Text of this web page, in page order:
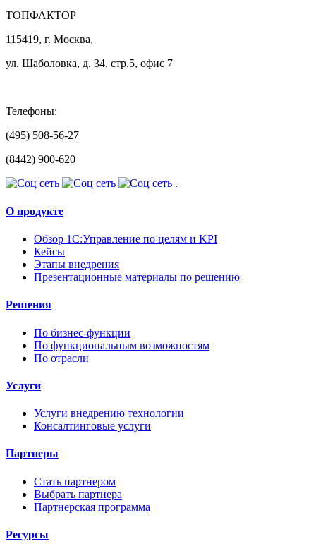
ТОПФАКТОР
115419, г. Москва,
ул. Шаболовка, д. 34, стр.5, офис 7
Телефоны:
(495) 508-56-27
(8442) 900-620
.
О продукте
Обзор 1С:Управление по целям и KPI
Кейсы
Этапы внедрения
Презентационные материалы по решению
Решения
По бизнес-функции
По функциональным возможностям
По отрасли
Услуги
Услуги внедрению технологии
Консалтинговые услуги
Партнеры
Стать партнером
Выбрать партнера
Партнерская программа
Ресурсы